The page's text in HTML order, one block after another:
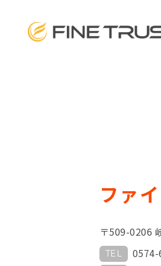
ファ
〒509-0206
TEL